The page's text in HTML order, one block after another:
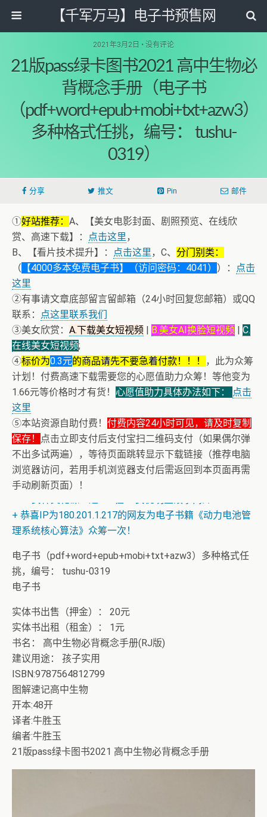
【千军万马】电子书预售网
2021年3月2日 • 没有评论
21版pass绿卡图书2021 高中生物必
背概念手册（电子书
（pdf+word+epub+mobi+txt+azw3）
多种格式任挑，编号： tushu-
0319）
分享 推文 Pin 邮件
①好站推荐： A、【美女电影封面、剧照预览、在线欣
赏、高速下载】：
点击这里，
B、【看片技术提升】：
点击这里，C、 分门别类：
（ 【4000多本免费电子书】（访问密码：4041） ）：
点击
这里
②有事请文章底部留言留邮箱（24小时回复您邮箱）或QQ
联系：
点这里联系我们
③美女欣赏： A.下载美女短视频 | B.美女AI换脸短视频 | C.
在线美女短视频;
④标价为0.3元的商品请先不要急着付款！！！
，此为众筹
计划！付费高速下载需要您的心愿值助力众筹！等他变为
1.66元等价格时才有货！ 心愿值助力具体办法如下：
点击
这里
⑤本站资源自助付费！ 付费内容24小时可见，请及时复制
保存！
点击立即支付后支付宝扫二维码支付（如果偶尔弹
不出多试两遍），等待页面跳转显示下载链接（推荐电脑
浏览器访问，若用手机浏览器支付后需返回到本页面再需
手动刷新页面）！
+ 恭喜IP为180.201.1.217的网友为电子书籍《动力电池管
理系统核心算法》众筹一次！
电子书（pdf+word+epub+mobi+txt+azw3）多种格式任
挑，编号： tushu-0319
电子书
实体书出售（押金）： 20元
实体书出租（租金）： 1元
书名： 高中生物必背概念手册(RJ版)
建议用途： 孩子实用
ISBN:9787564812799
图解速记高中生物
开本:48开
译者:牛胜玉
编者:牛胜玉
21版pass绿卡图书2021 高中生物必背概念手册